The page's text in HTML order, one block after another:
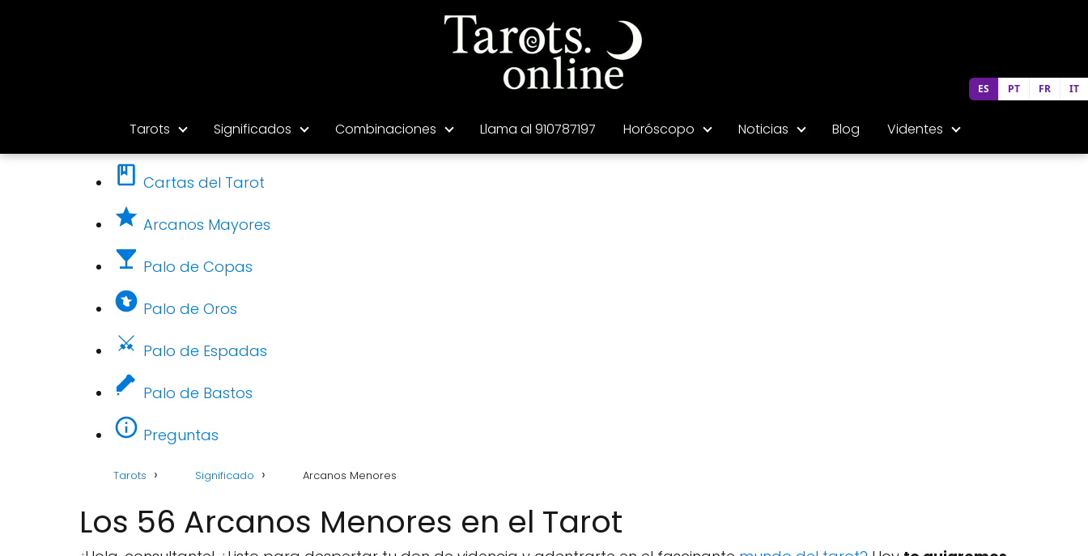
Tarots Significados Combinaciones Llama al 910787197 Horóscopo Noticias Blog Videntes
Cartas del Tarot
Arcanos Mayores
Palo de Copas
Palo de Oros
Palo de Espadas
Palo de Bastos
Preguntas
Tarots Significado Arcanos Menores
Los 56 Arcanos Menores en el Tarot
ES PT FR IT